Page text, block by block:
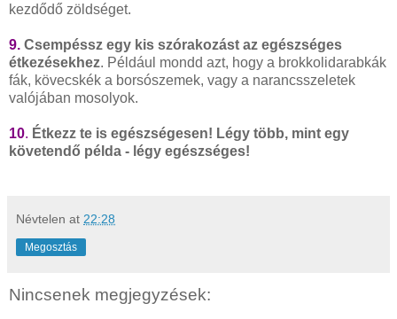
kezdődő zöldséget.
9. Csempéssz egy kis szórakozást az egészséges
étkezésekhez. Például mondd azt, hogy a brokkolidarabkák
fák, kövecskék a borsószemek, vagy a narancsszeletek
valójában mosolyok.
10. Étkezz te is egészségesen! Légy több, mint egy
követendő példa - légy egészséges!
Névtelen at 22:28
Megosztás
Nincsenek megjegyzések: